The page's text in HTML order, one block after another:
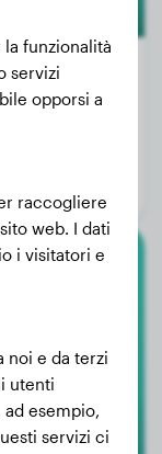
la funzionalità
servizi
opporsi a
raccogliere
web. I dati
i visitatori e
noi e da terzi
utenti
esempio,
servizi ci